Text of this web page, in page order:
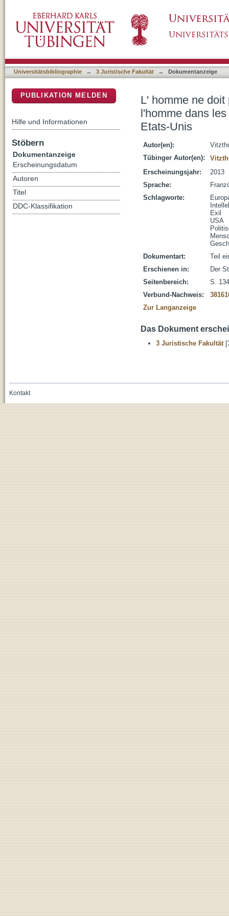
intellectuels européens émigrés aux Etats-
Universitätsbibliographie → 3 Juristische Fakultät → Dokumentanzeige
L' homme ne
l'homme dans
Etats-Unis
Autor(en):
Tübinger Autor(en):
Erscheinungsjahr:
2013
Sprache:
Schlagworte:
Exil
USA
Dokumentart:
Teil
Erschienen in:
Der
Seitenbereich:
S.
Verbund-Nachweis:
Zur Langanzeige
Das Dokument
3 Juristische Fakultät
PUBLIKATION MELDEN
Hilfe und Informationen
Stöbern
Dokumentanzeige
Erscheinungsdatum
Autoren
Titel
DDC-Klassifikation
Kontakt